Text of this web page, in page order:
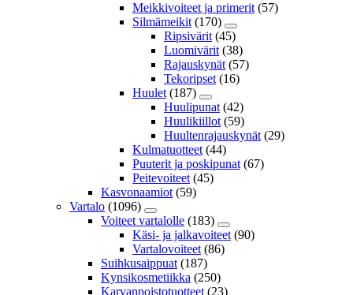
Meikkivoiteet ja primerit (57)
Silmämeikit (170)
Ripsivärit (45)
Luomivärit (38)
Rajauskynät (57)
Tekoripset (16)
Huulet (187)
Huulipunat (42)
Huulikiillot (59)
Huultenrajauskynät (29)
Kulmatuotteet (44)
Puuterit ja poskipunat (67)
Peitevoiteet (45)
Kasvonaamiot (59)
Vartalo (1096)
Voiteet vartalolle (183)
Käsi- ja jalkavoiteet (90)
Vartalovoiteet (86)
Suihkusaippuat (187)
Kynsikosmetiikka (250)
Karvanpoistotuotteet (23)